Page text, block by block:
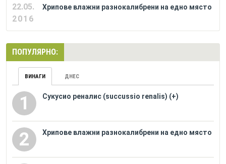
22.05.
2016
Хрипове влажни разнокалибрени на едно място
ПОПУЛЯРНО:
ВИНАГИ ДНЕС
1 Сукусио реналис (succussio renalis) (+)
2 Хрипове влажни разнокалибрени на едно място